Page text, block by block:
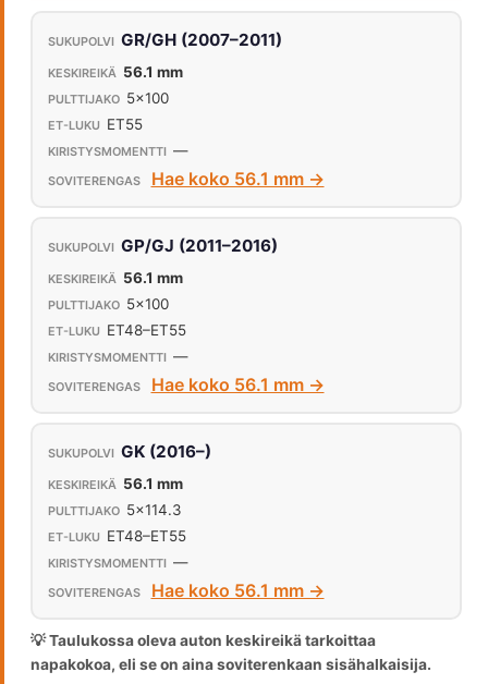
GR/GH (2007–2011)
56.1 mm
5x100
ET55
—
Hae koko 56.1 mm →
GP/GJ (2011–2016)
56.1 mm
5x100
ET48–ET55
—
Hae koko 56.1 mm →
GK (2016–)
56.1 mm
5x114.3
ET48–ET55
—
Hae koko 56.1 mm →
💡 Taulukossa oleva auton keskireikä tarkoittaa
napakokoa, eli se on aina soviterenkaan sisähalkaisija.